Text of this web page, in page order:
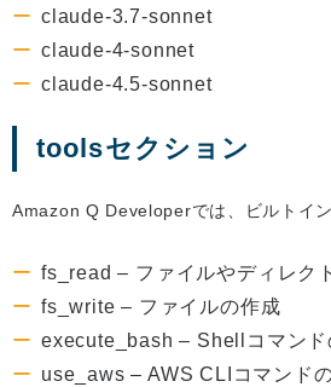
claude-3.7-sonnet
claude-4-sonnet
claude-4.5-sonnet
toolsセクション
Amazon Q Developerでは、ビルトイ
fs_read – ファイルやディレク
fs_write – ファイルの作成
execute_bash – Shellコマンド
use_aws – AWS CLIコマンド